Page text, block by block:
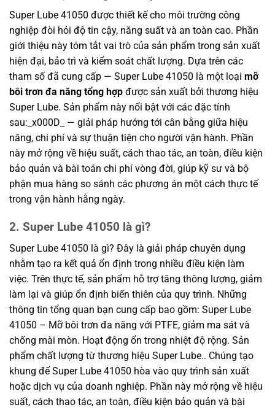
Super Lube 41050 được thiết kế cho môi trường công
nghiệp đòi hỏi độ tin cậy, năng suất và an toàn cao. Phần
giới thiệu này tóm tắt vai trò của sản phẩm trong sản xuất
hiện đại, bảo trì và kiểm soát chất lượng. Dựa trên các
tham số đã cung cấp — Super Lube 41050 là một loại mỡ
bôi trơn đa năng tổng hợp được sản xuất bởi thương hiệu
Super Lube. Sản phẩm này nổi bật với các đặc tính
sau:_x000D_ — giải pháp hướng tới cân bằng giữa hiệu
năng, chi phí và sự thuận tiện cho người vận hành. Phần
này mở rộng về hiệu suất, cách thao tác, an toàn, điều kiện
bảo quản và bài toán chi phí vòng đời, giúp kỹ sư và bộ
phận mua hàng so sánh các phương án một cách thực tế
trong vận hành hằng ngày.
2. Super Lube 41050 là gì?
Super Lube 41050 là gì? Đây là giải pháp chuyên dụng
nhằm tạo ra kết quả ổn định trong nhiều điều kiện làm
việc. Trên thực tế, sản phẩm hỗ trợ tăng thông lượng, giảm
làm lại và giúp ổn định biến thiên của quy trình. Những
thông tin tổng quan bạn cung cấp bao gồm: Super Lube
41050 – Mỡ bôi trơn đa năng với PTFE, giảm ma sát và
chống mài mòn. Hoạt động ổn trong nhiệt độ rộng. Sản
phẩm chất lượng từ thương hiệu Super Lube.. Chúng tạo
khung để Super Lube 41050 hòa vào quy trình sản xuất
hoặc dịch vụ của doanh nghiệp. Phần này mở rộng về hiệu
suất, cách thao tác, an toàn, điều kiện bảo quản và bài